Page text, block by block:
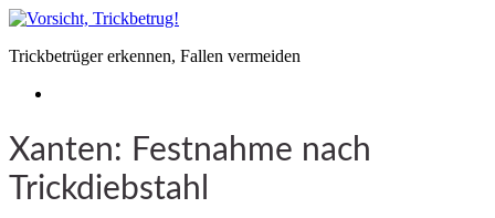
Trickbetrüger erkennen, Fallen vermeiden
Xanten: Festnahme nach
Trickdiebstahl